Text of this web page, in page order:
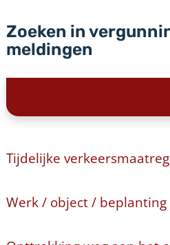
Zoeken in
meldingen
Tijdelijke
Werk / object /